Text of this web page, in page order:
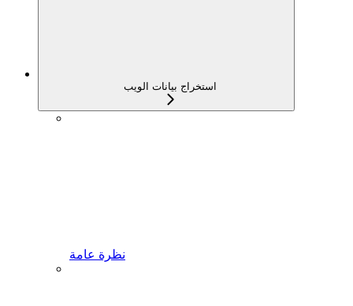
استخراج بيانات الويب
نظرة عامة